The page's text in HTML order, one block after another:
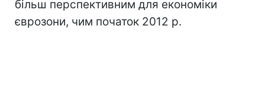
більш перспективним для економіки
єврозони, чим початок 2012 р.